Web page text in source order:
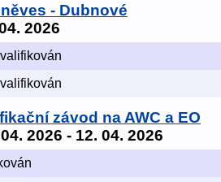
- Dubnové
2026
závod na AWC a EO
2026 - 12. 04. 2026